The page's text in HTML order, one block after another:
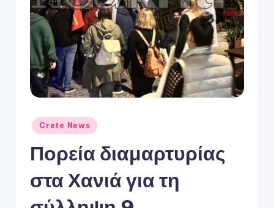
P
o
Αναρτήθηκε
σε
Crete News
Πορεία διαμαρτυρίας
στα Χανιά για τη